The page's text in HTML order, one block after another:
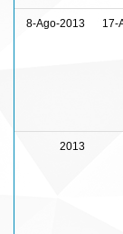
8-Ago-2013 17-
2013